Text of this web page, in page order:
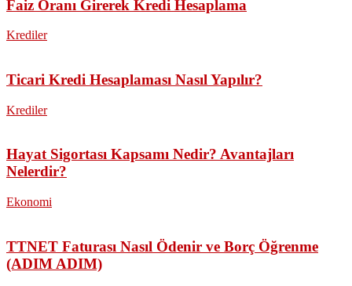
Faiz Oranı Girerek Kredi Hesaplama
Krediler
Ticari Kredi Hesaplaması Nasıl Yapılır?
Krediler
Hayat Sigortası Kapsamı Nedir? Avantajları
Nelerdir?
Ekonomi
TTNET Faturası Nasıl Ödenir ve Borç Öğrenme
(ADIM ADIM)